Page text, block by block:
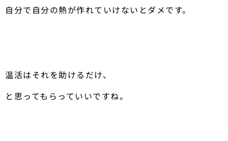
自分で自分の熱が作れていけないとダメです。
温活はそれを助けるだけ、
と思ってもらっていいですね。